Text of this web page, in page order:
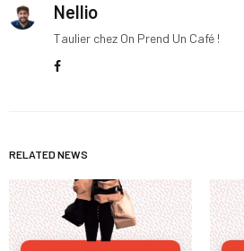
Nellio
Taulier chez On Prend Un Café !
RELATED NEWS